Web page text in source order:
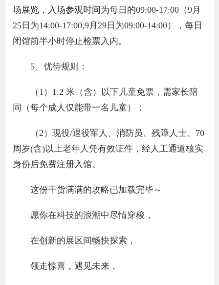
场展览，入场参观时间为每日的09:00-17:00（9月
25日为14:00-17:00,9月29日为09:00-14:00），每日
闭馆前半小时停止检票入内。
5、优待规则：
（1）1.2 米（含）以下儿童免票，需家长陪
同（每个成人仅能带一名儿童）；
（2）现役/退役军人、消防员、残障人士、70
周岁(含)以上老年人凭有效证件，经人工通道核实
身份后免费注册入馆。
这份干货满满的攻略已加载完毕～
愿你在科技的浪潮中尽情穿梭，
在创新的展区间畅快探索，
领走惊喜，遇见未来，